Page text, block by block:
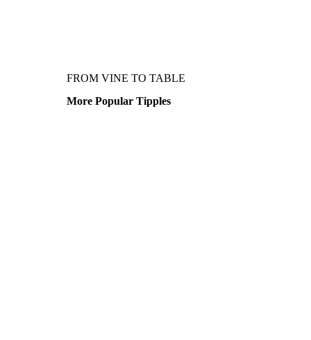
FROM VINE TO TABLE
More Popular Tipples